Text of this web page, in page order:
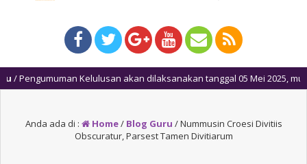
Kelulusan akan dilaksanakan tanggal 05 Mei 2025, mulai
Anda ada di : Home/ Blog Guru /Nummusin Croesi Divitiis
Obscuratur, Parsest Tamen Divitiarum